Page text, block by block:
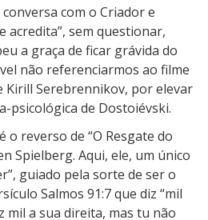
com o Criador e
acredita”, sem questionar,
a graça de ficar grávida do
não referenciarmos ao filme
Kirill Serebrennikov, por elevar
psicológica de Dostoiévski.
é o reverso de “O Resgate do
Spielberg. Aqui, ele, um único
guiado pela sorte de ser o
Salmos 91:7 que diz “mil
mil a sua direita, mas tu não